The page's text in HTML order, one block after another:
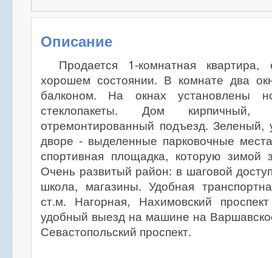
Описание
Продается 1-комнатная
хорошем состоянии. В комнате два
балконом. На окнах установлены
стеклопакеты. Дом кирпичный,
отремонтированный подъезд.
дворе - выделенные парковочные
спортивная площадка, которую зимой
Очень развитый район: в шаговой
школа, магазины. Удобная
ст.м. Нагорная, Нахимовский
удобный выезд на машине на
Севастопольский проспект.